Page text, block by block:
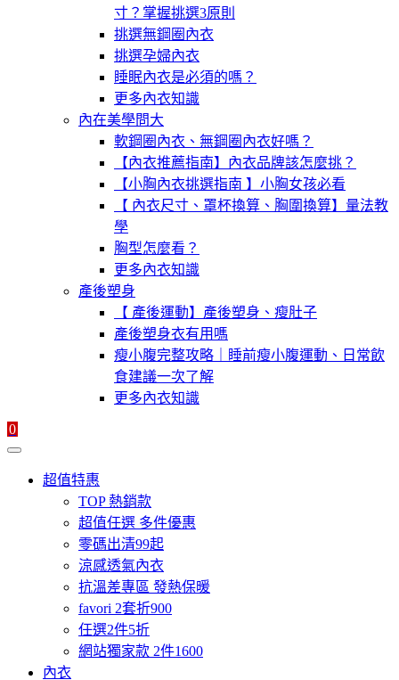
寸？掌握挑選3原則
挑選無鋼圈內衣
挑選孕婦內衣
睡眠內衣是必須的嗎？
更多內衣知識
內在美學問大
軟鋼圈內衣、無鋼圈內衣好嗎？
【內衣推薦指南】內衣品牌該怎麼挑？
【小胸內衣挑選指南 】小胸女孩必看
【 內衣尺寸、罩杯換算、胸圍換算】量法教
學
胸型怎麼看？
更多內衣知識
產後塑身
【 產後運動】產後塑身、瘦肚子
產後塑身衣有用嗎
瘦小腹完整攻略｜睡前瘦小腹運動、日常飲
食建議一次了解
更多內衣知識
0
超值特惠
TOP 熱銷款
超值任選 多件優惠
零碼出清99起
涼感透氣內衣
抗溫差專區 發熱保暖
favori 2套折900
任選2件5折
網站獨家款 2件1600
內衣